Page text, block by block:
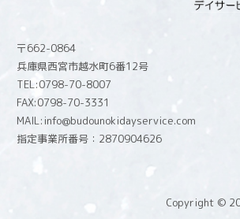
〒662-0864
兵庫県西宮市越水町6番12号
TEL:0798-70-8007
FAX:0798-70-3331
MAIL:info@budounokidayservice.com
指定事業所番号：2870904626
Copyright ©